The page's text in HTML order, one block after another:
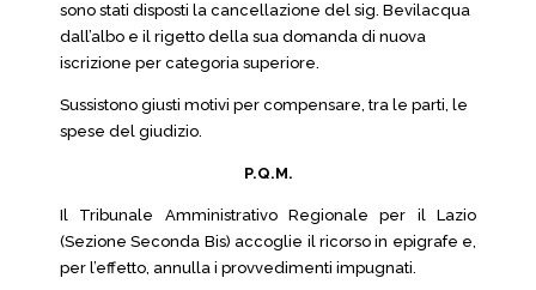
sono stati disposti la cancellazione del sig. Bevilacqua
dall’albo e il rigetto della sua domanda di nuova
iscrizione per categoria superiore.
Sussistono giusti motivi per compensare, tra le parti, le
spese del giudizio.
P.Q.M.
Il Tribunale Amministrativo Regionale per il Lazio
(Sezione Seconda Bis) accoglie il ricorso in epigrafe e,
per l’effetto, annulla i provvedimenti impugnati.